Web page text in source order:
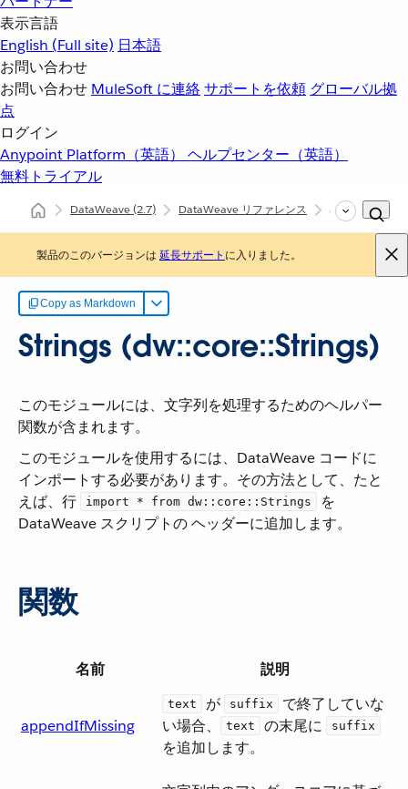
表示言語
English (Full site) 日本語
お問い合わせ
お問い合わせ MuleSoft に連絡サポートを依頼 グローバル拠
点
ログイン
Anypoint Platform（英語） ヘルプセンター（英語）
無料トライアル
DataWeave(2.7) DataWeave リファレンス
製品のこのバージョンは 延長サポート に入りました。
Copy as Markdown
Strings (dw::core::Strings)
このモジュールには、文字列を処理するためのヘルパー
関数が含まれます。
このモジュールを使用するには、DataWeave コードに
インポートする必要があります。その方法として、たと
えば、行 ​
import * from dw::core::Strings
​ を
DataWeave スクリプトの ヘッダーに追加します。
関数
名前 説明
appendIfMissing
text ​ が ​ suffix
​ で終了していな
い場合、​
text ​ の末尾に ​ suffix
を追加します。